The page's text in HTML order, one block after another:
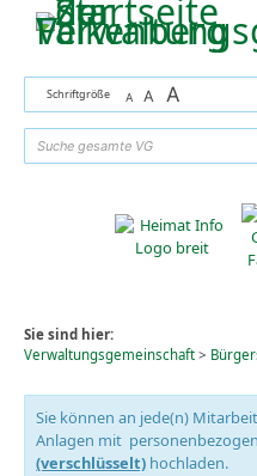
Zum Inhalt,zur Navigationoder
Schriftgröße A A A
Sie sind hier:
Verwaltungsgemeinschaft>
Sie können an jede(n)
Anlagen mit
(verschlüsselt) hochladen.